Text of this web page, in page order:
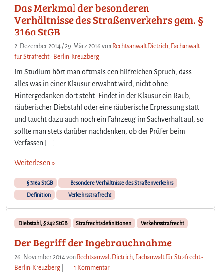
Das Merkmal der besonderen
Verhältnisse des Straßenverkehrs gem. §
316a StGB
2. Dezember 2014 /29. März 2016 von Rechtsanwalt Dietrich, Fachanwalt
für Strafrecht - Berlin-Kreuzberg
Im Studium hört man oftmals den hilfreichen Spruch, dass
alles was in einer Klausur erwähnt wird, nicht ohne
Hintergedanken dort steht. Findet in der Klausur ein Raub,
räuberischer Diebstahl oder eine räuberische Erpressung statt
und taucht dazu auch noch ein Fahrzeug im Sachverhalt auf, so
sollte man stets darüber nachdenken, ob der Prüfer beim
Verfassen […]
Weiterlesen »
§ 316a StGB
Besondere Verhältnisse des Straßenverkehrs
Definition
Verkehrsstrafrecht
Diebstahl, § 242 StGB Strafrechtsdefinitionen Verkehrsstrafrecht
Der Begriff der Ingebrauchnahme
26. November 2014von Rechtsanwalt Dietrich, Fachanwalt für Strafrecht -
Berlin-Kreuzberg
1 Kommentarz